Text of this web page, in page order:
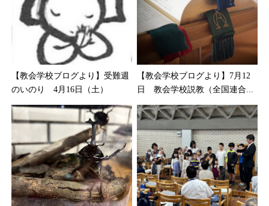
【教会学校ブログより】受難週
のいのり 4月16日（土）
【教会学校ブログより】7月12
日 教会学校説教（全国連合...